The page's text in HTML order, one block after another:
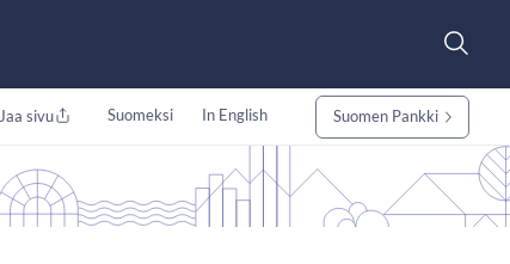
Jaa sivu Suomeksi In English Suomen Pankki